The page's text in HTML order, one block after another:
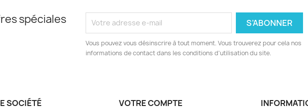
spéciales
Vous pouvez vous désinscrire à tout moment. Vous trouverez pour cela nos
informations de contact dans les conditions d'utilisation du site.
SOCIÉTÉ VOTRE COMPTE